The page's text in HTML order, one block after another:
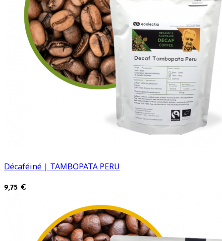
Décaféiné | TAMBOPATA PERU
9,75 €